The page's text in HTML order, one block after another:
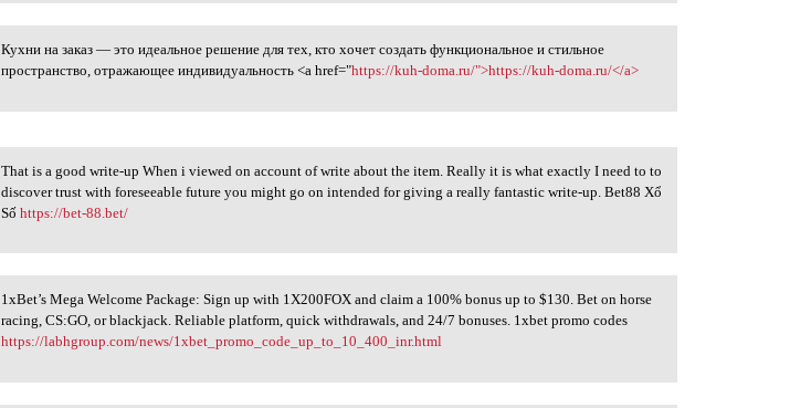
Кухни на заказ — это
Кухни на заказ — это идеальное решение для тех, кто хочет создать функциональное и стильное
пространство, отражающее индивидуальность <a href="https://kuh-doma.ru/">https://kuh-doma.ru/</a>
That is a good write-up When
That is a good write-up When i viewed on account of write about the item. Really it is what exactly I need to to
discover trust with foreseeable future you might go on intended for giving a really fantastic write-up. Bet88 Xổ
Sốhttps://bet-88.bet/
1xBet’s Mega Welcome Package:
1xBet’s Mega Welcome Package: Sign up with 1X200FOX and claim a 100% bonus up to $130. Bet on horse
racing, CS:GO, or blackjack. Reliable platform, quick withdrawals, and 24/7 bonuses. 1xbet promo codes
https://labhgroup.com/news/1xbet_promo_code_up_to_10_400_inr.html